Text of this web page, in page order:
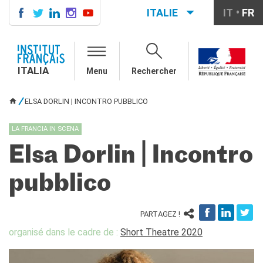
COURS DE FRANÇAIS
LE MONDE SCOLAIRE
Mobilità
Studenti
Formation professionnelle
France-Italie
La festa della musica
Exaequa
ITALIE IT FR
ITALIA Menu Rechercher
ELSA DORLIN | INCONTRO PUBBLICO
LA FRANCIA IN SCENA
Elsa Dorlin | Incontro
pubblico
PARTAGEZ !
organisé dans le cadre de : Short Theatre 2020